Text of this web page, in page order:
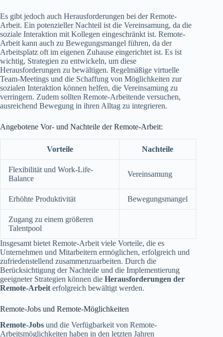
Es gibt jedoch auch Herausforderungen bei der Remote-
Arbeit. Ein potenzieller Nachteil ist die Vereinsamung, da die
soziale Interaktion mit Kollegen eingeschränkt ist. Remote-
Arbeit kann auch zu Bewegungsmangel führen, da der
Arbeitsplatz oft im eigenen Zuhause eingerichtet ist. Es ist
wichtig, Strategien zu entwickeln, um diese
Herausforderungen zu bewältigen. Regelmäßige virtuelle
Team-Meetings und die Schaffung von Möglichkeiten zur
sozialen Interaktion können helfen, die Vereinsamung zu
verringern. Zudem sollten Remote-Arbeitende versuchen,
ausreichend Bewegung in ihren Alltag zu integrieren.
Angebotene Vor- und Nachteile der Remote-Arbeit:
Vorteile Nachteile
Flexibilität und Work-Life-
Balance
Vereinsamung
Erhöhte Produktivität Bewegungsmangel
Zugang zu einem größeren
Talentpool
Insgesamt bietet Remote-Arbeit viele Vorteile, die es
Unternehmen und Mitarbeitern ermöglichen, erfolgreich und
zufriedenstellend zusammenzuarbeiten. Durch die
Berücksichtigung der Nachteile und die Implementierung
geeigneter Strategien können die Herausforderungen der
Remote-Arbeit erfolgreich bewältigt werden.
Remote-Jobs und Remote-Möglichkeiten
Remote-Jobs und die Verfügbarkeit von Remote-
Arbeitsmöglichkeiten haben in den letzten Jahren